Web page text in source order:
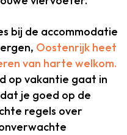
bij de accommodatie
Oostenrijk heet
van harte welkom.
op vakantie gaat in
je goed op de
regels over